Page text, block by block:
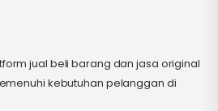
jual beli barang dan jasa original
kebutuhan pelanggan di